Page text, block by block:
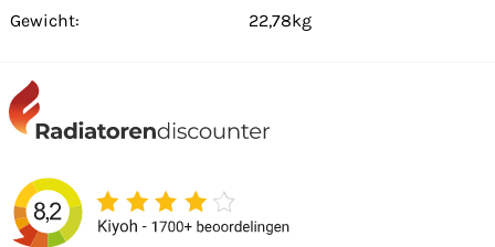
Gewicht: 22,78kg